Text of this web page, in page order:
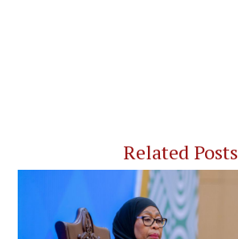
Related Posts